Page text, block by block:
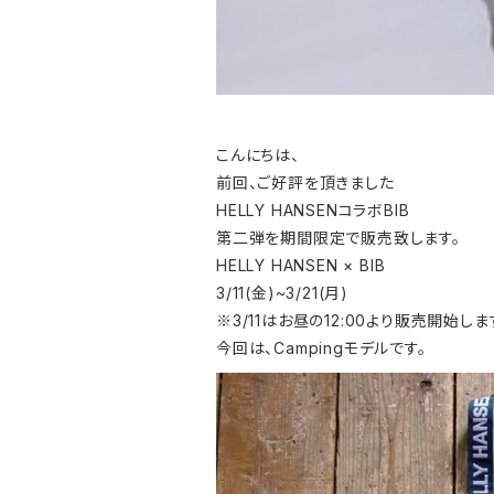
こんにちは、
前回、ご好評を頂きました
HELLY HANSENコラボBIB
第二弾を期間限定で販売致します。
HELLY HANSEN × BIB
3/11(金)~3/21(月)
※3/11はお昼の12:00より販売開始しま
今回は、Campingモデルです。